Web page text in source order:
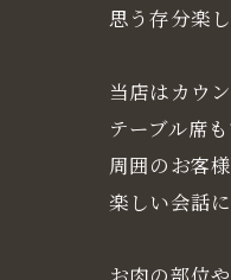
思う存分楽
当店はカウ
テーブル席
周囲のお客
楽しい会話